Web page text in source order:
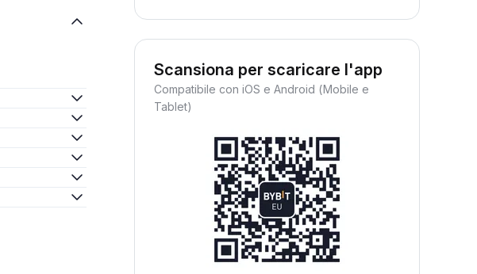
Scansiona per scaricare l'app
Compatibile con iOS e Android (Mobile e
Tablet)